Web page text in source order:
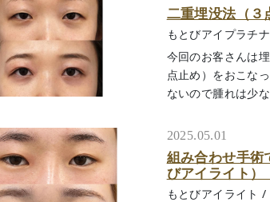
二重埋没法（
もとびアイプラチ
今回のお客さんは
点止め）をおこな
ないので腫れは少
2025.05.01
組み合わせ手
びアイライト
もとびアイライト /